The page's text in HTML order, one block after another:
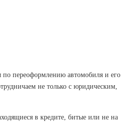
по переоформлению автомобиля и его
не только с юридическим,
в кредите, битые или не на